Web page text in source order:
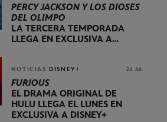
PERCY JACKSON Y LOS DIOSES
DEL OLIMPO
LA TERCERA TEMPORADA
LLEGA EN EXCLUSIVA A
NOTICIAS DISNEY+ 24 Jul.
FURIOUS
EL DRAMA ORIGINAL DE
HULU LLEGA EL LUNES EN
EXCLUSIVA A DISNEY+